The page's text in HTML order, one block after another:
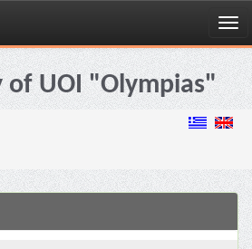
of UOI "Olympias"